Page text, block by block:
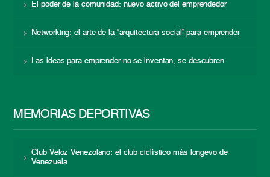
El poder de la comunidad: nuevo activo del emprendedor
Networking: el arte de la “arquitectura social” para emprender
Las ideas para emprender no se inventan, se descubren
MEMORIAS DEPORTIVAS
Club Veloz Venezolano: el club ciclístico más longevo de
Venezuela